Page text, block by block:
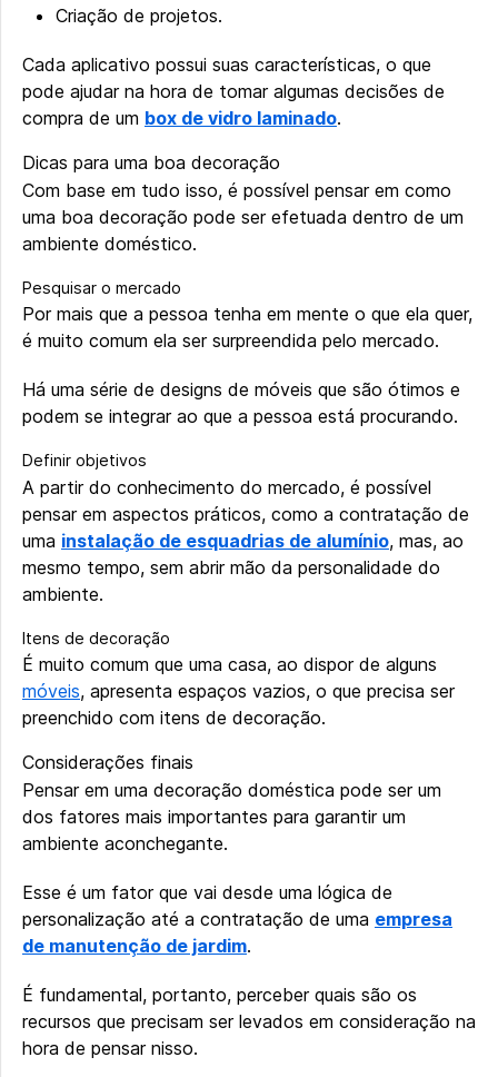
Criação de projetos.
Cada aplicativo possui suas características, o que
pode ajudar na hora de tomar algumas decisões de
compra de um box de vidro laminado.
Dicas para uma boa decoração
Com base em tudo isso, é possível pensar em como
uma boa decoração pode ser efetuada dentro de um
ambiente doméstico.
Pesquisar o mercado
Por mais que a pessoa tenha em mente o que ela quer,
é muito comum ela ser surpreendida pelo mercado.
Há uma série de designs de móveis que são ótimos e
podem se integrar ao que a pessoa está procurando.
Definir objetivos
A partir do conhecimento do mercado, é possível
pensar em aspectos práticos, como a contratação de
uma instalação de esquadrias de alumínio, mas, ao
mesmo tempo, sem abrir mão da personalidade do
ambiente.
Itens de decoração
É muito comum que uma casa, ao dispor de alguns
móveis, apresenta espaços vazios, o que precisa ser
preenchido com itens de decoração.
Considerações finais
Pensar em uma decoração doméstica pode ser um
dos fatores mais importantes para garantir um
ambiente aconchegante.
Esse é um fator que vai desde uma lógica de
personalização até a contratação de uma empresa
de manutenção de jardim.
É fundamental, portanto, perceber quais são os
recursos que precisam ser levados em consideração na
hora de pensar nisso.